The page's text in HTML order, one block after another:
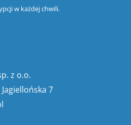
w każdej chwili.
z o.o.
7